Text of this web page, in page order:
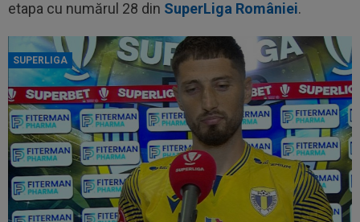
etapa cu numărul 28 din SuperLiga României.
SUPERLIGA